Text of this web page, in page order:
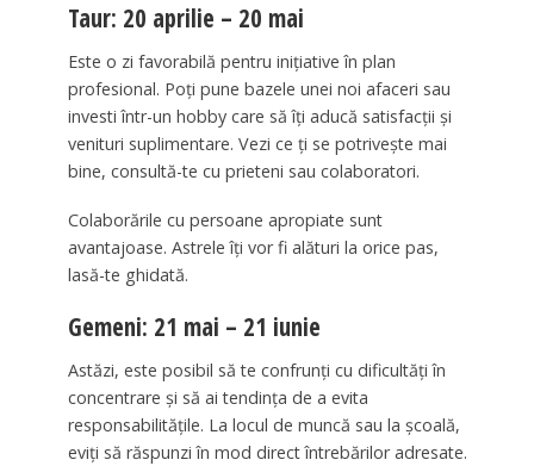
Taur: 20 aprilie – 20 mai
Este o zi favorabilă pentru inițiative în plan
profesional. Poți pune bazele unei noi afaceri sau
investi într-un hobby care să îți aducă satisfacții și
venituri suplimentare. Vezi ce ți se potrivește mai
bine, consultă-te cu prieteni sau colaboratori.
Colaborările cu persoane apropiate sunt
avantajoase. Astrele îți vor fi alături la orice pas,
lasă-te ghidată.
Gemeni: 21 mai – 21 iunie
Astăzi, este posibil să te confrunți cu dificultăți în
concentrare și să ai tendința de a evita
responsabilitățile. La locul de muncă sau la școală,
eviți să răspunzi în mod direct întrebărilor adresate.